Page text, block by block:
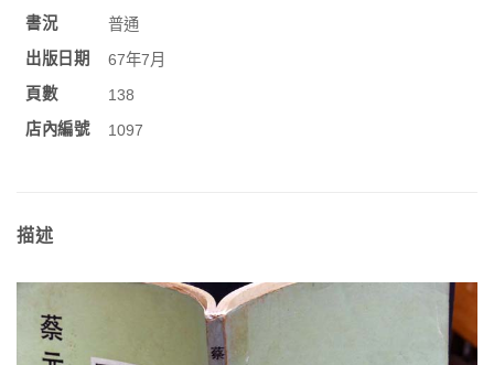
書況
普通
出版日期
67年7月
頁數
138
店內編號
1097
描述